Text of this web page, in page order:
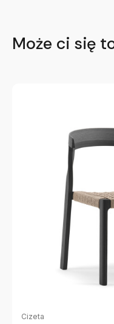
Może ci się
Cizeta